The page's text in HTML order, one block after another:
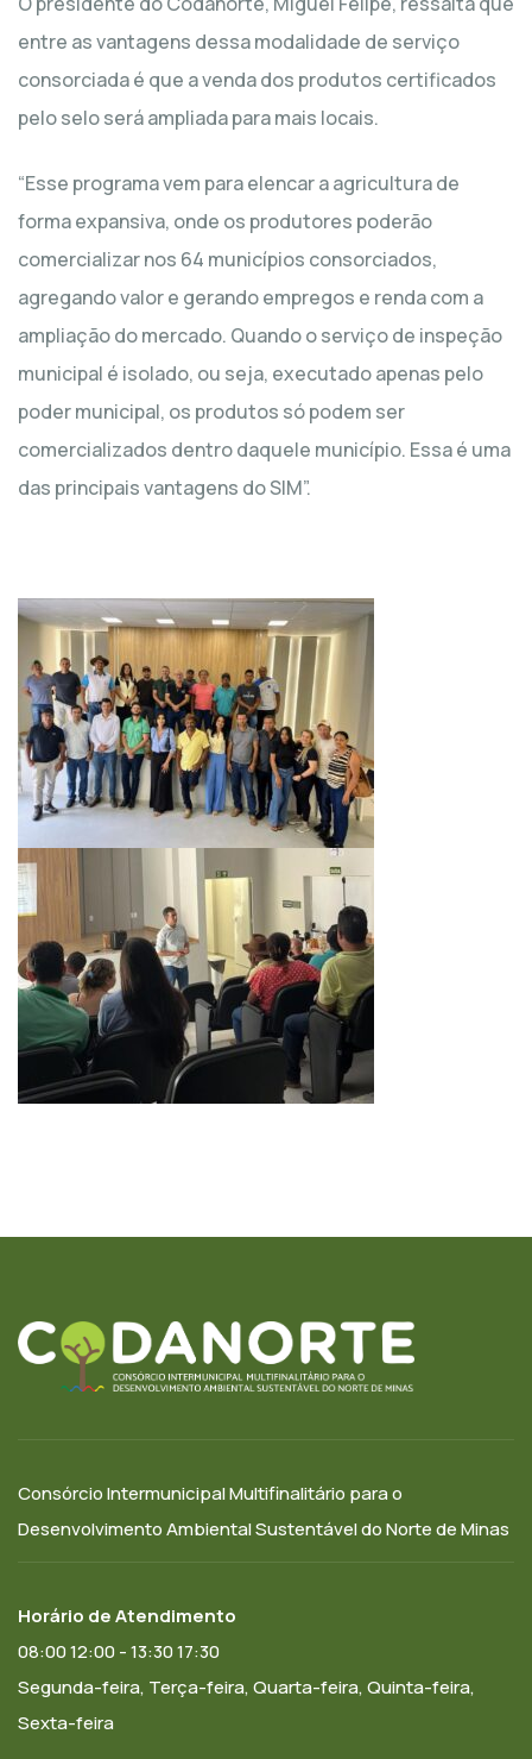
entre as vantagens dessa modalidade de serviço
consorciada é que a venda dos produtos certificados
pelo selo será ampliada para mais locais.
“Esse programa vem para elencar a agricultura de
forma expansiva, onde os produtores poderão
comercializar nos 64 municípios consorciados,
agregando valor e gerando empregos e renda com a
ampliação do mercado. Quando o serviço de inspeção
municipal é isolado, ou seja, executado apenas pelo
poder municipal, os produtos só podem ser
comercializados dentro daquele município. Essa é uma
das principais vantagens do SIM”.
Consórcio Intermunicipal Multifinalitário para o
Desenvolvimento Ambiental Sustentável do Norte de Minas
Horário de Atendimento
08:00 12:00 - 13:30 17:30
Segunda-feira, Terça-feira, Quarta-feira, Quinta-feira,
Sexta-feira